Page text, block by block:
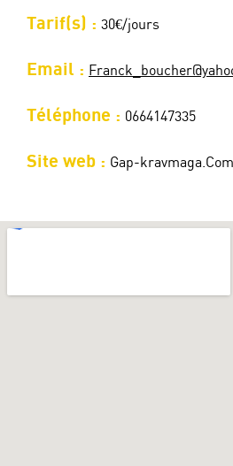
Tarif(s) : 30€/jours
Email :
Téléphone : 0664147335
Site web : Gap-kravmaga.Com